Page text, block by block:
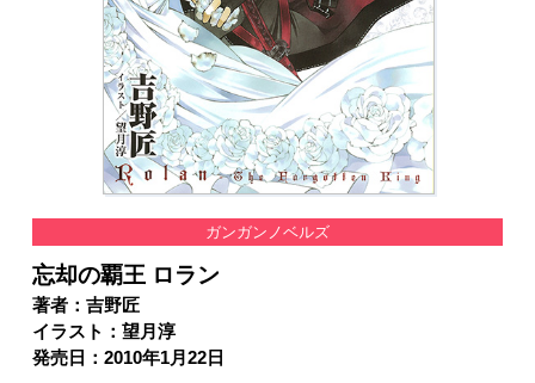
ガンガンノベルズ
忘却の覇王 ロラン
著者：吉野匠
イラスト：望月淳
発売日：2010年1月22日